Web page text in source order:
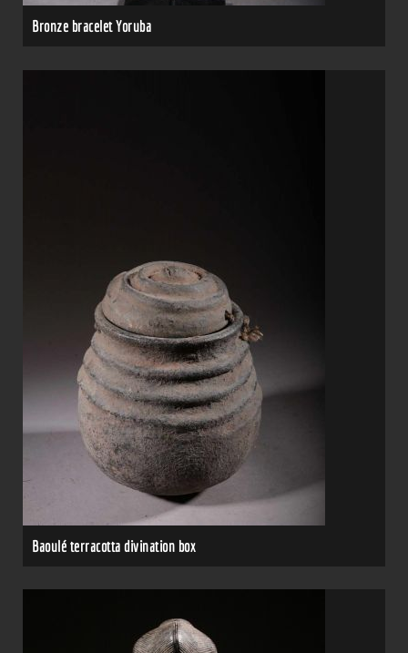
Bronze bracelet Yoruba
Baoulé terracotta divination box